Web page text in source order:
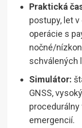
Praktická
postupy, let
operácie s
nočné/
schválených
Simulátor:
GNSS,
emergencií.